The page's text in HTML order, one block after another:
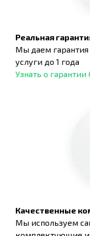
Реальная
Мы даем
услуги до 1 года
Узнать о гарантии
Качественные
Мы используем